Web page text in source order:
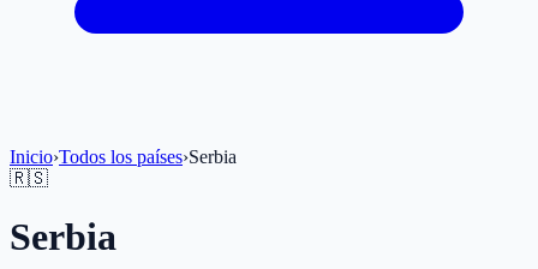
Inicio›Todos los países›Serbia
🇷🇸
Serbia